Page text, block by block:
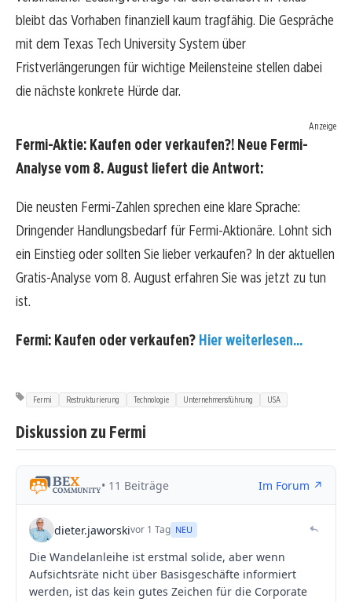
bleibt das Vorhaben finanziell kaum tragfähig. Die Gespräche
mit dem Texas Tech University System über
Fristverlängerungen für wichtige Meilensteine stellen dabei
die nächste konkrete Hürde dar.
Anzeige
Fermi-Aktie: Kaufen oder verkaufen?! Neue Fermi-
Analyse vom 8. August liefert die Antwort:
Die neusten Fermi-Zahlen sprechen eine klare Sprache:
Dringender Handlungsbedarf für Fermi-Aktionäre. Lohnt sich
ein Einstieg oder sollten Sie lieber verkaufen? In der aktuellen
Gratis-Analyse vom 8. August erfahren Sie was jetzt zu tun
ist.
Fermi: Kaufen oder verkaufen? Hier weiterlesen...
Fermi Restrukturierung Technologie Unternehmensführung USA
Diskussion zu Fermi